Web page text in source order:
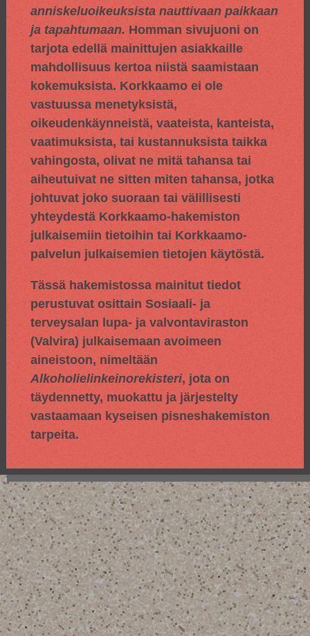
anniskeluoikeuksista nauttivaan paikkaan
ja tapahtumaan. Homman sivujuoni on
tarjota edellä mainittujen asiakkaille
mahdollisuus kertoa niistä saamistaan
kokemuksista. Korkkaamo ei ole
vastuussa menetyksistä,
oikeudenkäynneistä, vaateista, kanteista,
vaatimuksista, tai kustannuksista taikka
vahingosta, olivat ne mitä tahansa tai
aiheutuivat ne sitten miten tahansa, jotka
johtuvat joko suoraan tai välillisesti
yhteydestä Korkkaamo-hakemiston
julkaisemiin tietoihin tai Korkkaamo-
palvelun julkaisemien tietojen käytöstä.
Tässä hakemistossa mainitut tiedot
perustuvat osittain Sosiaali- ja
terveysalan lupa- ja valvontaviraston
(Valvira) julkaisemaan avoimeen
aineistoon, nimeltään
Alkoholielinkeinorekisteri, jota on
täydennetty, muokattu ja järjestelty
vastaamaan kyseisen pisneshakemiston
tarpeita.